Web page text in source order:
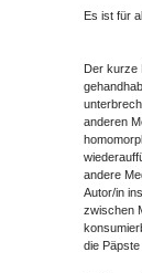
Es ist für
Der kurze
anderen
andere
Autor/in
zwischen
die